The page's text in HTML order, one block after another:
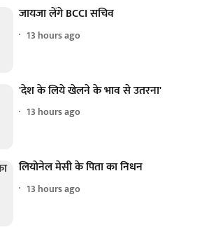
जायजा लेंगे BCCI सचिव
13 hours ago
'देश के लिये खेलने के भाव से उतरना'
13 hours ago
लियोनेल मेसी के पिता का निधन
13 hours ago